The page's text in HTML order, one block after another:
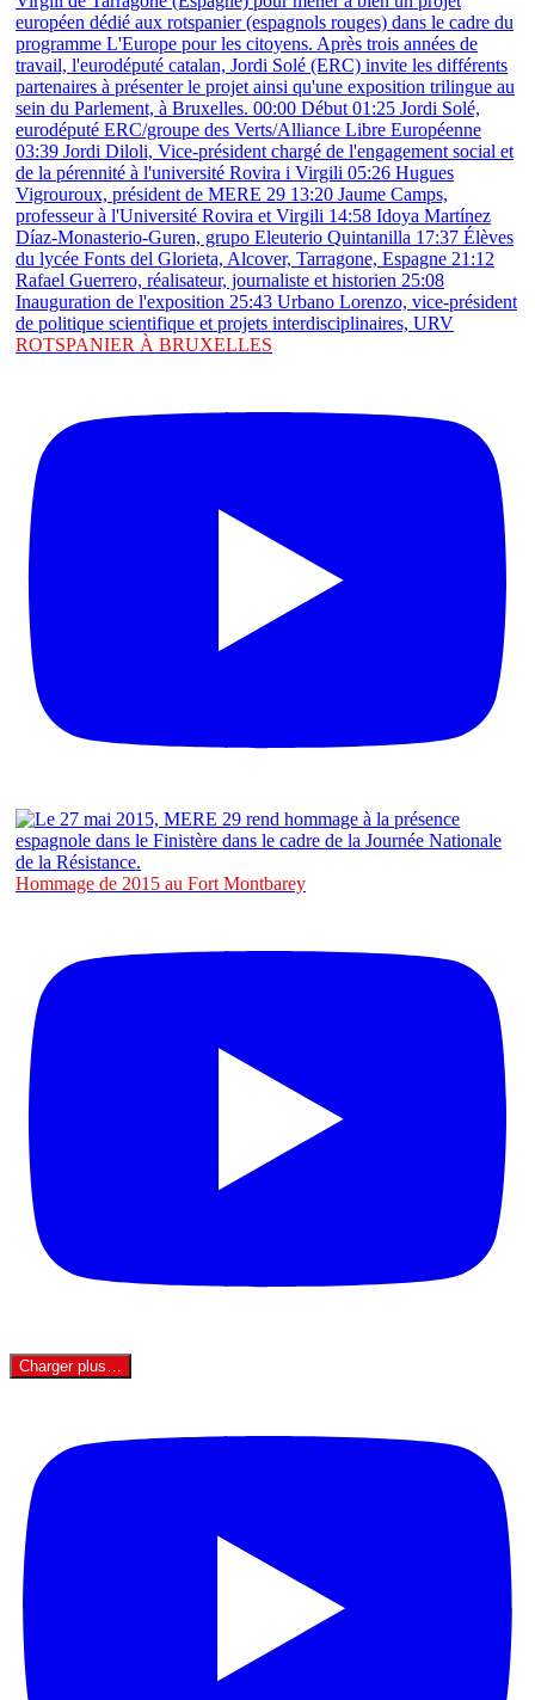
ROTSPANIER À BRUXELLES
Hommage de 2015 au Fort Montbarey
Charger plus…